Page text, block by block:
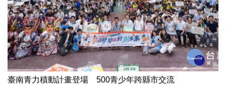
臺南青力積動計畫登場 500青少年跨縣市交流